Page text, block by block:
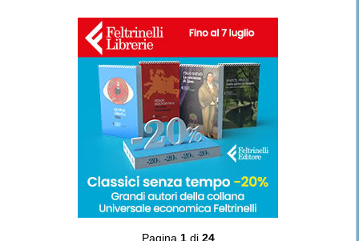
Pagina 1di 24